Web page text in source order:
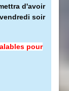
d'avoir
soir
pour